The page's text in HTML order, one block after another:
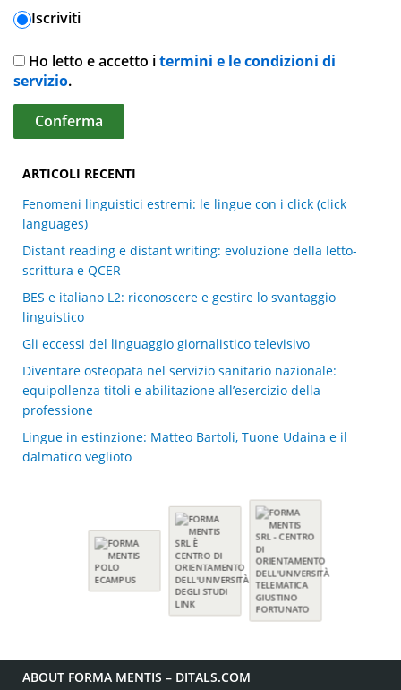
Iscriviti
Ho letto e accetto itermini e le condizioni di
servizio.
ARTICOLI RECENTI
Fenomeni linguistici estremi: le lingue con i click (click
languages)
Distant reading e distant writing: evoluzione della letto-
scrittura e QCER
BES e italiano L2: riconoscere e gestire lo svantaggio
linguistico
Gli eccessi del linguaggio giornalistico televisivo
Diventare osteopata nel servizio sanitario nazionale:
equipollenza titoli e abilitazione all’esercizio della
professione
Lingue in estinzione: Matteo Bartoli, Tuone Udaina e il
dalmatico veglioto
ABOUT FORMA MENTIS – DITALS.COM